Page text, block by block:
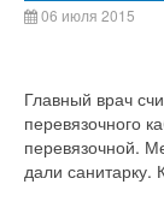
06 июля 2015
Главный врач
перевязочного
перевязочной.
дали санитарку.